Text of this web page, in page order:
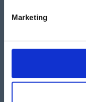
Marketing
Taastrup Hovedgade